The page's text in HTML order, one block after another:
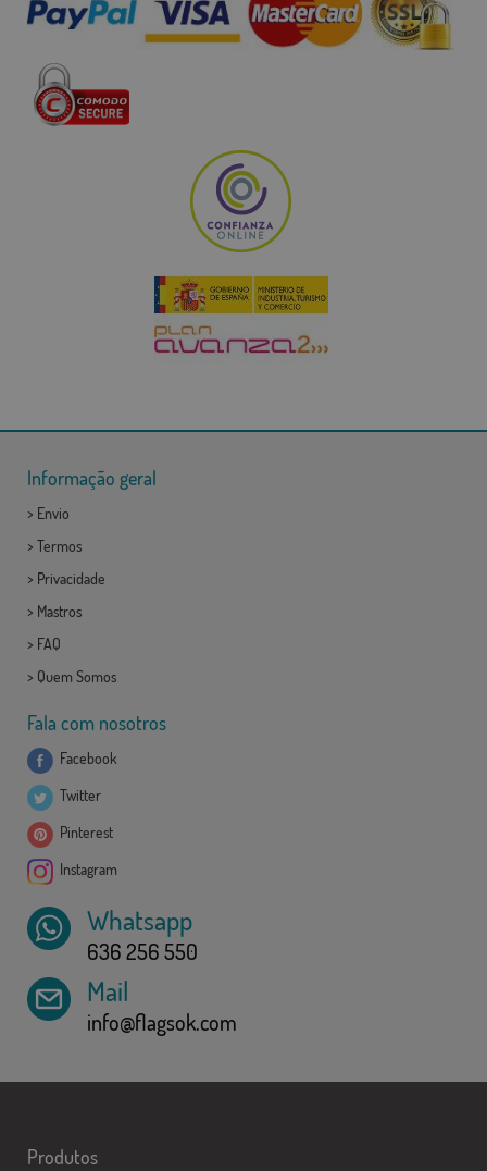
Informação geral
> Envio
> Termos
> Privacidade
> Mastros
> FAQ
> Quem Somos
Fala com nosotros
Facebook
Twitter
Pinterest
Instagram
Whatsapp
636 256 550
Mail
info@flagsok.com
Produtos